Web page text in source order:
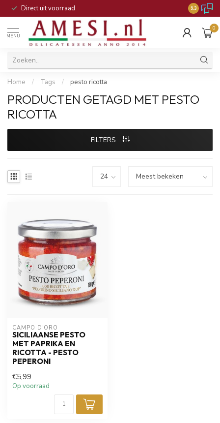
Direct uit voorraad 9.3
MENU
0
Home / Tags / pesto ricotta
PRODUCTEN GETAGD MET PESTO
RICOTTA
FILTERS
CAMPO D'ORO
SICILIAANSE PESTO
MET PAPRIKA EN
RICOTTA - PESTO
PEPERONI
€5,99
Op voorraad